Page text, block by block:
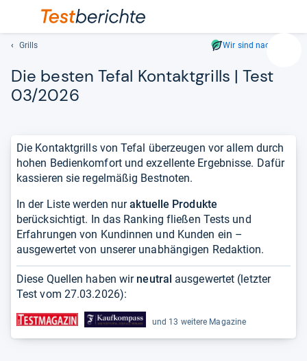
Geben
ein.
den
Grills Wir sind nachhaltig
Die bes­ten Tefal Kon­takt­grills | Test
03/2026
Die Kontaktgrills von Tefal überzeugen vor allem durch
hohen Bedienkomfort und exzellente Ergebnisse. Dafür
kassieren sie regelmäßig Bestnoten.
In der Liste werden nuraktuelle Produkte
berücksichtigt. In das Ranking fließen Tests und
Erfahrungen von Kundinnen und Kunden ein –
ausgewertet von unserer unabhängigen Redaktion.
Diese Quellen haben wir neutral ausgewertet (letzter
Test vom 27.03.2026):
und 13 weitere Magazine